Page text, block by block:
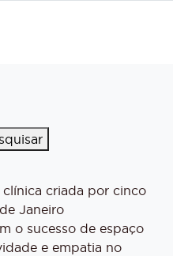
criada por cinco
Janeiro
o sucesso de espaço
e empatia no